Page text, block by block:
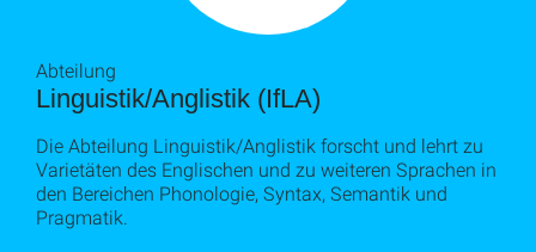
Linguistik/Anglistik (IfLA)
Abteilung
Die Abteilung Linguistik/Anglistik forscht und lehrt zu
Varietäten des Englischen und zu weiteren Sprachen in
den Bereichen Phonologie, Syntax, Semantik und
Pragmatik.